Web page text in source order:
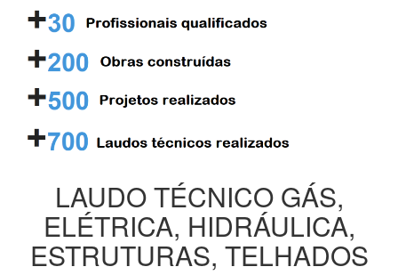
LAUDO TÉCNICO GÁS,
ELÉTRICA, HIDRÁULICA,
ESTRUTURAS, TELHADOS